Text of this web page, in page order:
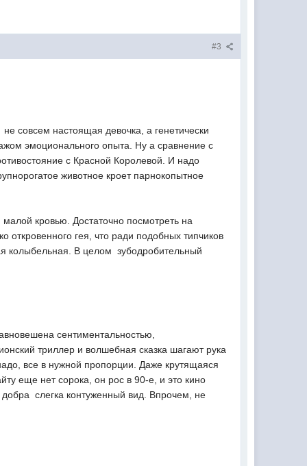
#3
совсем настоящая девочка, а генетически
эмоционального опыта. Ну а сравнение с
с Красной Королевой. И надо
животное кроет парнокопытное
кровью. Достаточно посмотреть на
откровенного гея, что ради подобных типчиков
колыбельная. В целом  зубодробительный
сентиментальностью,
триллер и волшебная сказка шагают рука
все в нужной пропорции. Даже крутящаяся
еще нет сорока, он рос в 90-е, и это кино
 слегка контуженный вид. Впрочем, не